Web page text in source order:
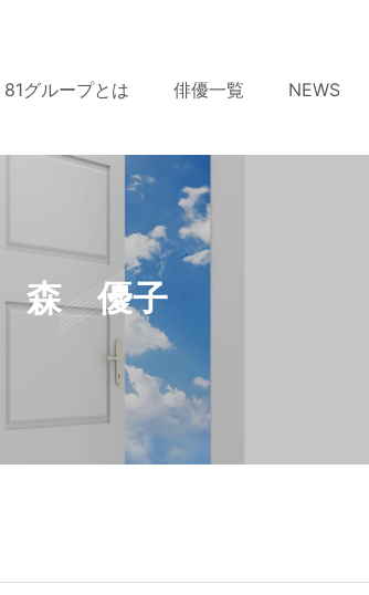
81グループとは 俳優一覧 NEWS
森 優子